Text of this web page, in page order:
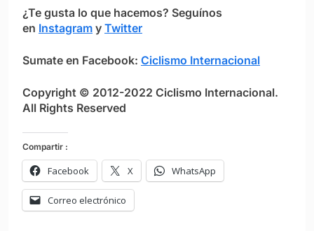
¿Te gusta lo que hacemos? Seguínos
en Instagram y Twitter
Sumate en Facebook: Ciclismo Internacional
Copyright © 2012-2022 Ciclismo Internacional.
All Rights Reserved
Compartir :
Facebook X WhatsApp
Correo electrónico